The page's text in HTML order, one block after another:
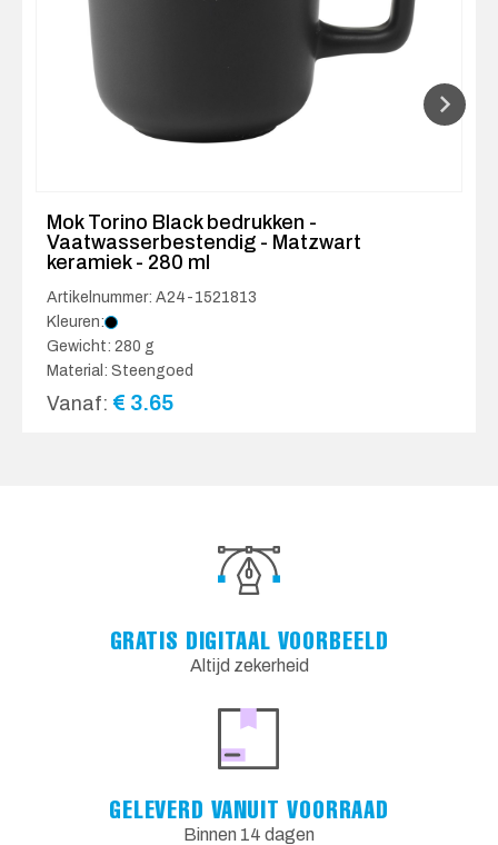
Mok Torino Black bedrukken -
Vaatwasserbestendig - Matzwart
keramiek - 280 ml
Artikelnummer: A24-1521813
Kleuren:
Gewicht: 280 g
Material: Steengoed
Vanaf: € 3.65
GRATIS DIGITAAL VOORBEELD
Altijd zekerheid
GELEVERD VANUIT VOORRAAD
Binnen 14 dagen